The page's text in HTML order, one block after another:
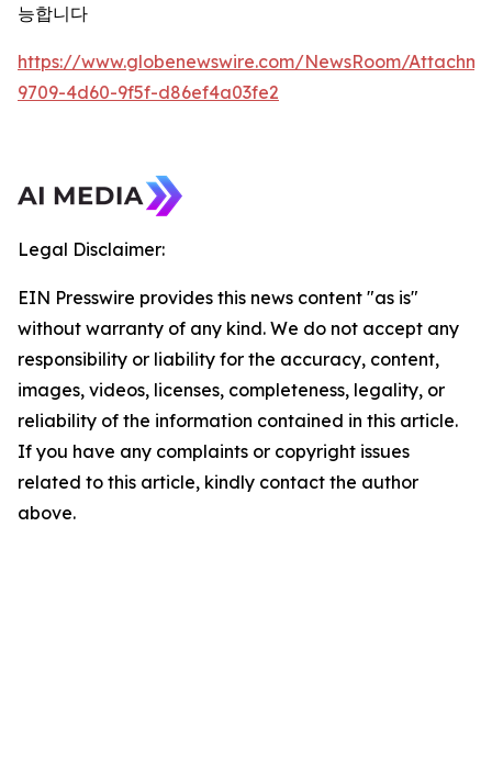
능합니다
https://www.globenewswire.com/NewsRoom/
9709-4d60-9f5f-d86ef4a03fe2
Legal Disclaimer:
EIN Presswire provides this news content "as is"
without warranty of any kind. We do not accept any
responsibility or liability for the accuracy, content,
images, videos, licenses, completeness, legality, or
reliability of the information contained in this article.
If you have any complaints or copyright issues
related to this article, kindly contact the author
above.